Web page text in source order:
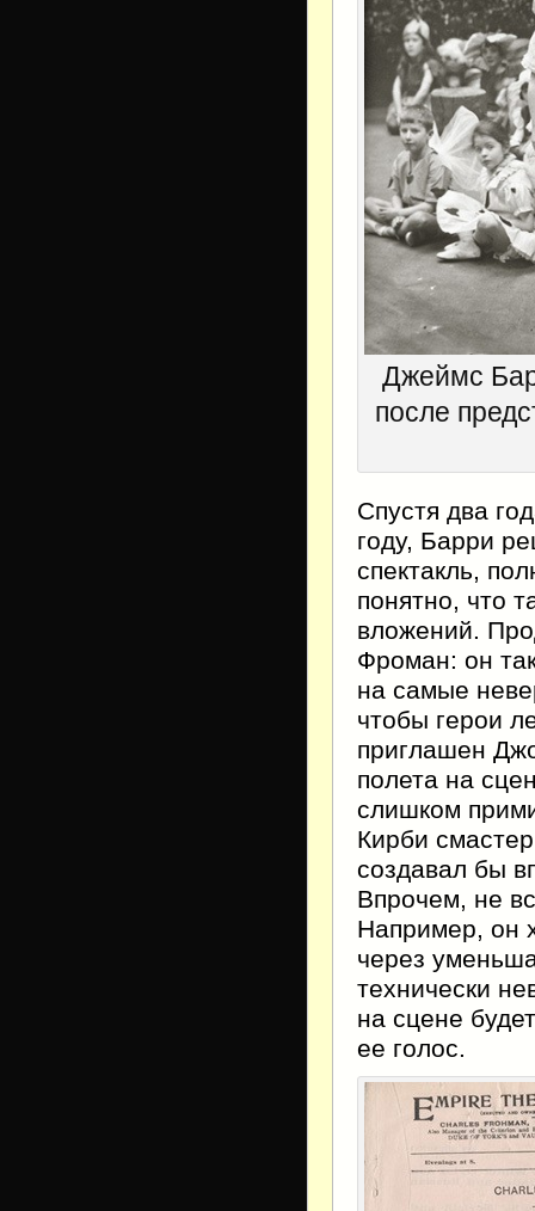
Джеймс
после
Спустя два
году, Барри
спектакль,
понятно, что
вложений.
Фроман: он
на самые
чтобы герои
приглашен
полета на
слишком
Кирби
создавал бы
Впрочем, не
Например, он
через
технически
на сцене
ее голос.